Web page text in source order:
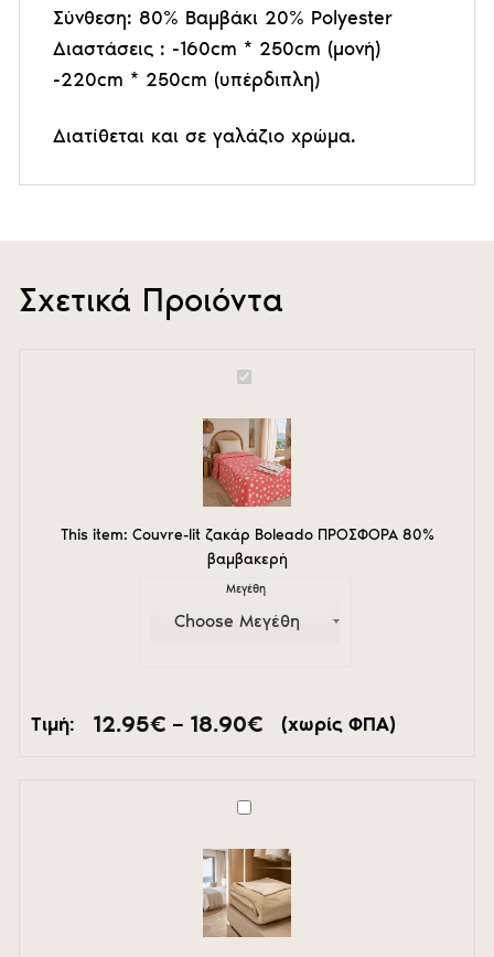
Σύνθεση: 80% Βαμβάκι 20% Polyester
Διαστάσεις : -160cm * 250cm (μονή)
-220cm * 250cm (υπέρδιπλη)
Διατίθεται και σε γαλάζιο χρώμα.
Σχετικά Προιόντα
This item: Couvre-lit ζακάρ Boleado ΠΡΟΣΦΟΡΑ 80%
βαμβακερή
Μεγέθη
Τιμή: 12.95€ – 18.90€ Price
(χωρίς ΦΠΑ)